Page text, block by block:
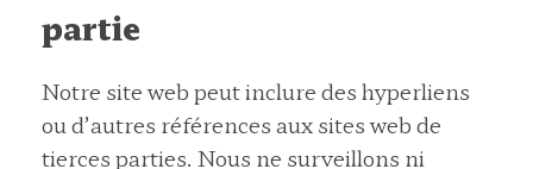
partie
Notre site web peut inclure des hyperliens
ou d’autres références aux sites web de
tierces parties. Nous ne surveillons ni